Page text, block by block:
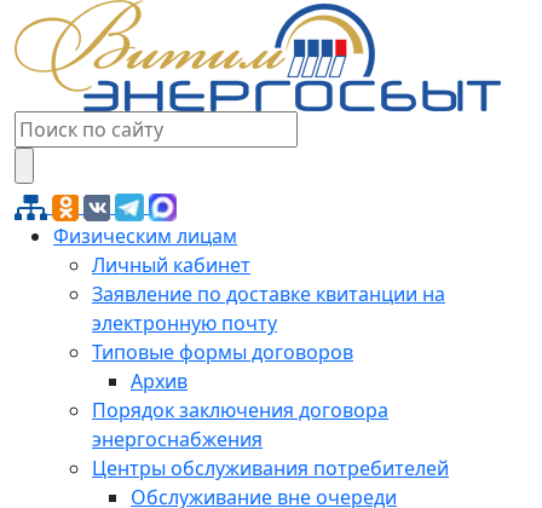
Физическим лицам
Личный кабинет
Заявление по доставке квитанции на
электронную почту
Типовые формы договоров
Архив
Порядок заключения договора
энергоснабжения
Центры обслуживания потребителей
Обслуживание вне очереди